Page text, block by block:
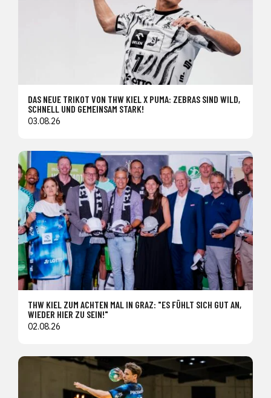
DAS NEUE TRIKOT VON THW KIEL X PUMA: ZEBRAS SIND WILD,
SCHNELL UND GEMEINSAM STARK!
03.08.26
THW KIEL ZUM ACHTEN MAL IN GRAZ: "ES FÜHLT SICH GUT AN,
WIEDER HIER ZU SEIN!"
02.08.26